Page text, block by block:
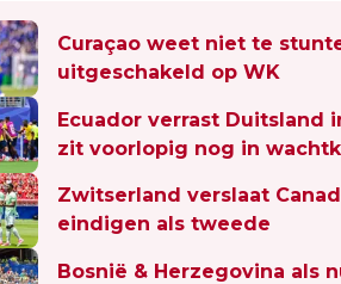
Curaçao weet niet te
uitgeschakeld op WK
Ecuador verrast Duitsland
zit voorlopig nog in
Zwitserland verslaat
eindigen als tweede
Bosnië & Herzegovina als